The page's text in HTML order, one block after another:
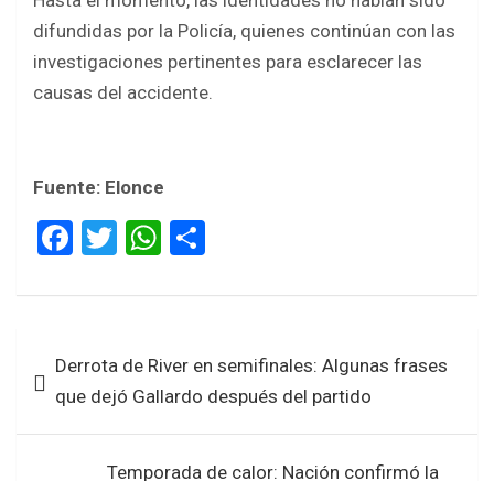
difundidas por la Policía, quienes continúan con las
investigaciones pertinentes para esclarecer las
causas del accidente.
Fuente: Elonce
F
ce
o
o
k
T
tt
W
at
A
p
p
ar
de
entradas
Derrota de River en semifinales: Algunas frases
que dejó Gallardo después del partido
Temporada de calor: Nación confirmó la